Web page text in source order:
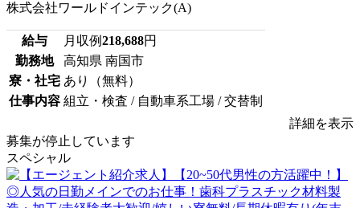
株式会社ワールドインテック(A)
給与 月収例218,688円
勤務地
高知県 南国市
寮・社宅 あり（無料）
仕事内容 組立・検査 / 自動車系工場 / 交替制
詳細を表示
募集が停止しています
スペシャル